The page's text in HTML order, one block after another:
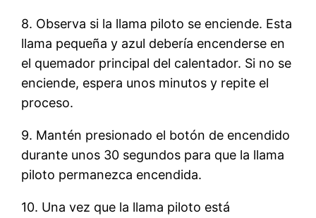
8. Observa si la llama piloto se enciende. Esta
llama pequeña y azul debería encenderse en
el quemador principal del calentador. Si no se
enciende, espera unos minutos y repite el
proceso.
9. Mantén presionado el botón de encendido
durante unos 30 segundos para que la llama
piloto permanezca encendida.
10. Una vez que la llama piloto está